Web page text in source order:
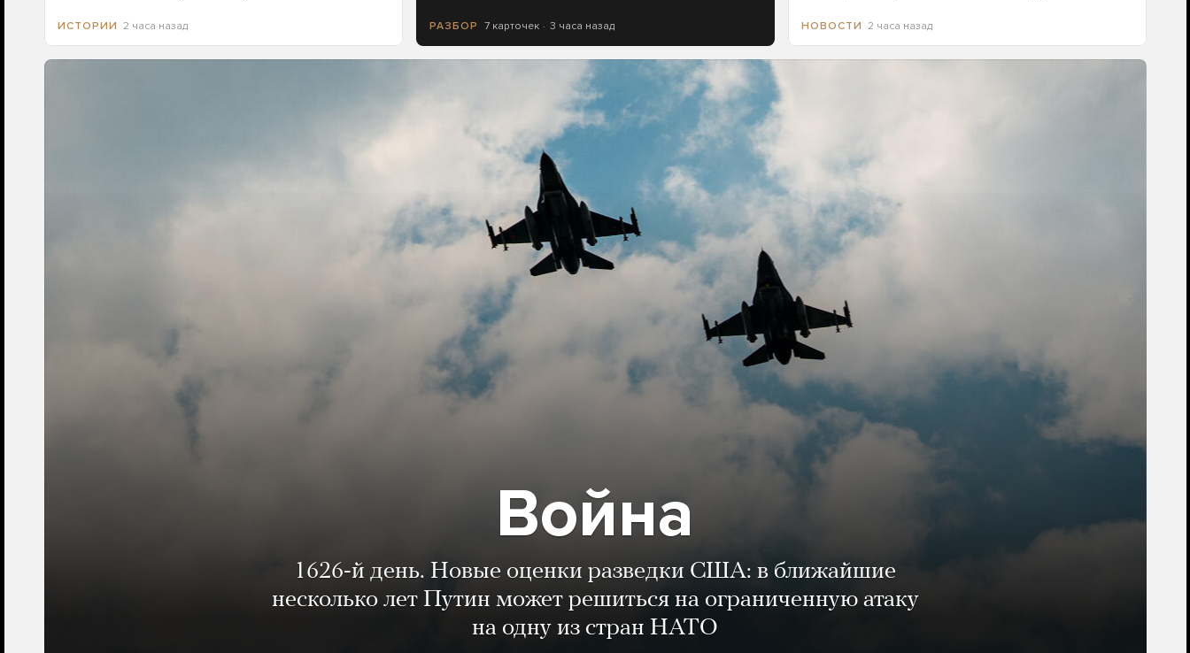
ИСТОРИИ 2 часа назад РАЗБОР 7 карточек 3 часа назад НОВОСТИ 2 часа назад
Война
1626-й день. Новые оценки разведки США: в ближайшие
несколько лет Путин может решиться на ограниченную атаку
на одну из стран НАТО